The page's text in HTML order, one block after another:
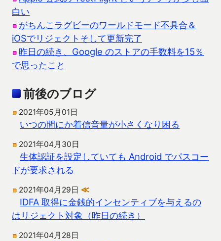
白い
がちんこラグビーのワールドモード不具合＆
iOSでリジェクトそして更新完了
昨日の続き、Google のストアの手数料を15％
で思ったこと
前後のブログ
2021年05月01日
いつの間にか着信音量が小さくなり困る
2021年04月30日
生体認証を設定していても Android でパスコー
ドが要求される
2021年04月29日 ≪
IDFA 取得に金銭的インセンティブを与えるの
はリジェクト対象（昨日の続き）
2021年04月28日